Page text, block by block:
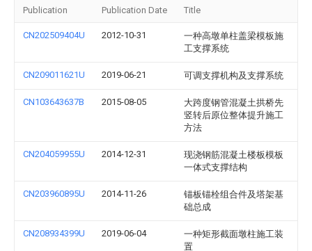
Publication Publication Date Title
CN202509404U 2012-10-31
一种高墩单柱盖梁模板施
工支撑系统
CN209011621U 2019-06-21 可调支撑机构及支撑系统
CN103643637B 2015-08-05
大跨度钢管混凝土拱桥先
竖转后原位整体提升施工
方法
CN204059955U 2014-12-31
现浇钢筋混凝土楼板模板
一体式支撑结构
CN203960895U 2014-11-26
锚板锚栓组合件及塔架基
础总成
CN208934399U 2019-06-04
一种矩形截面墩柱施工装
置